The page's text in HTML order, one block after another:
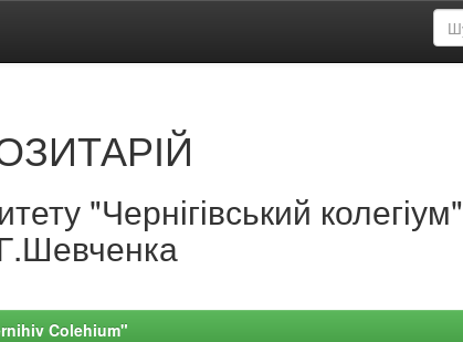
"Чернігівський колегіум"
Colehium"